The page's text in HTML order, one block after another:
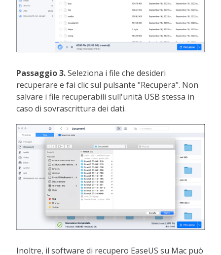
Passaggio 3.Seleziona i file che desideri
recuperare e fai clic sul pulsante "Recupera". Non
salvare i file recuperabili sull'unità USB stessa in
caso di sovrascrittura dei dati.
Inoltre, il software di recupero EaseUS su Mac può